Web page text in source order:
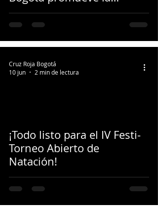
vacunación contra la fiebre
amarilla y el sarampión
para viajeros
¡Todo listo para el IV Festi-
Torneo Abierto de
Natación!
Cruz Roja Bogotá
10 jun
2 min de lectura